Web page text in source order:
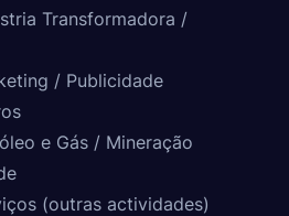
Transformadora /
/ Publicidade
e Gás / Mineração
(outras actividades)